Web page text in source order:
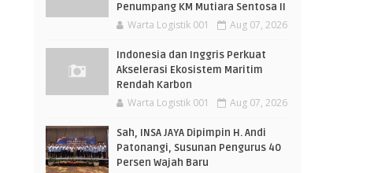
Penumpang KM Mutiara Sentosa II
Warta Logistik 001 Aug 07, 2026
Indonesia dan Inggris Perkuat
Akselerasi Ekosistem Maritim
Rendah Karbon
Warta Logistik 001 Aug 07, 2026
Sah, INSA JAYA Dipimpin H. Andi
Patonangi, Susunan Pengurus 40
Persen Wajah Baru